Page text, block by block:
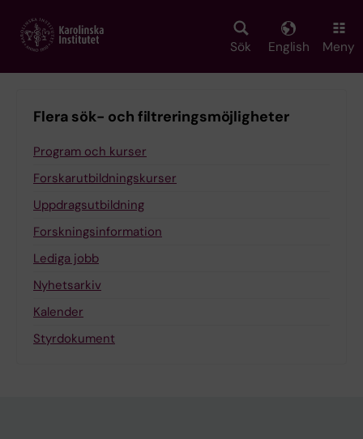
main
Sök English Meny
Flera sök- och filtreringsmöjligheter
Program och kurser
Forskarutbildningskurser
Uppdragsutbildning
Forskningsinformation
Lediga jobb
Nyhetsarkiv
Kalender
Styrdokument